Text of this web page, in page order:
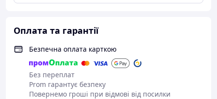
Оплата та гарантії
Безпечна оплата карткою
Без переплат
Prom гарантує безпеку
Повернемо гроші при відмові від посилки